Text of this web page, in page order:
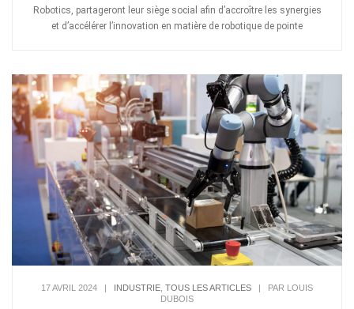
Robotics, partageront leur siège social afin d’accroître les synergies
et d’accélérer l’innovation en matière de robotique de pointe
17 AVRIL 2024 | INDUSTRIE TOUS LES ARTICLES | PAR LOUIS
DUBOIS